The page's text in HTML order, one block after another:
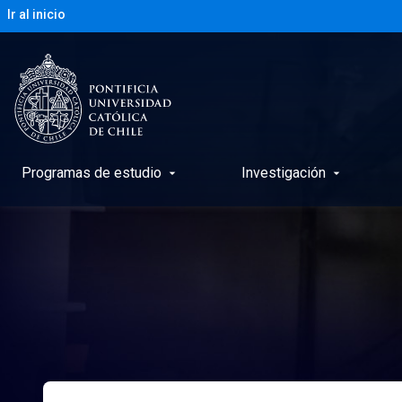
Ir al inicio
Programas de estudio arrow_drop_down Investigación arrow_drop_down